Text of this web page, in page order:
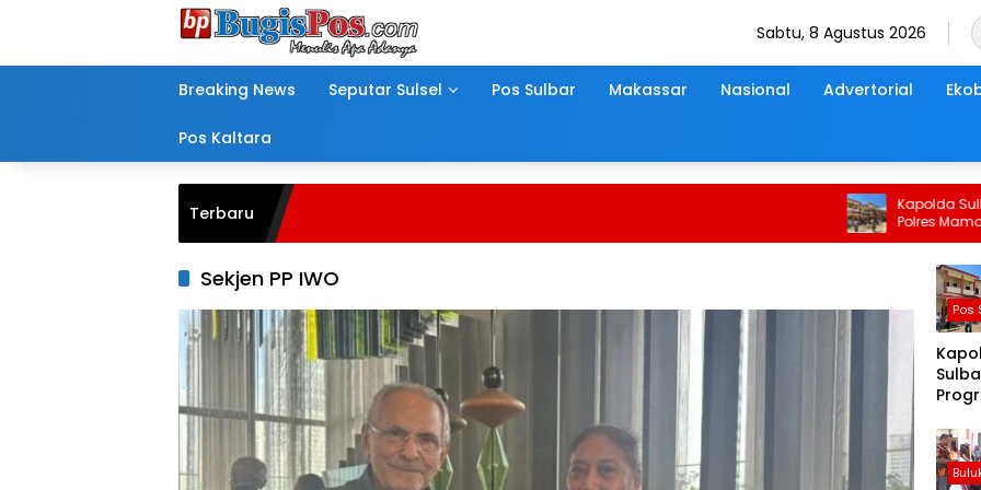
Sabtu, 8 Agustus 2026
Breaking News Seputar Sulsel Pos Sulbar Makassar Nasional Advertorial
Pos Kaltara
Terbaru
Kapolda Sulbar
Polres Mamasa
Sekjen PP IWO
Pos